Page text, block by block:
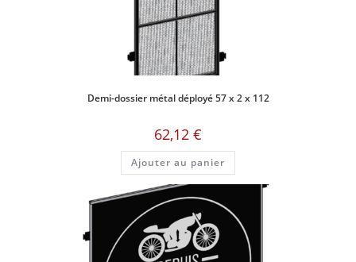
Demi-dossier métal déployé 57 x 2 x 112
62,12 €
Ajouter au panier